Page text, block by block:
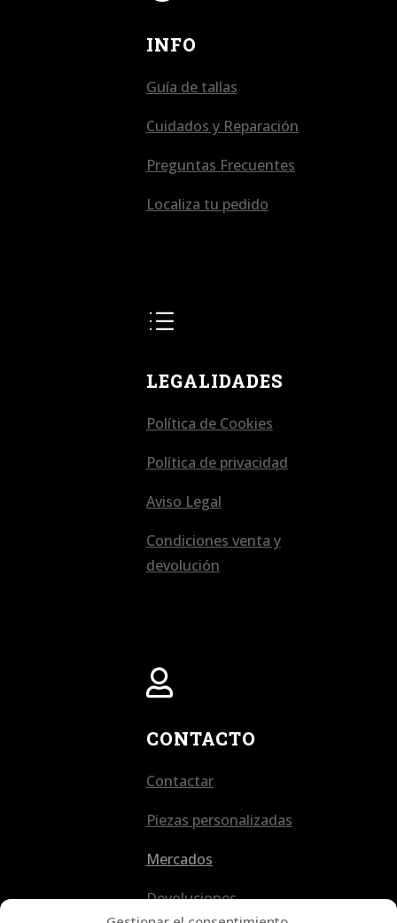
INFO
Guía de tallas
Cuidados y Reparación
Preguntas Frecuentes
Localiza tu pedido
d
LEGALIDADES
Política de Cookies
Política de privacidad
Aviso Legal
Condiciones venta y
devolución

CONTACTO
Contactar
Piezas personalizadas
Mercados
Devoluciones